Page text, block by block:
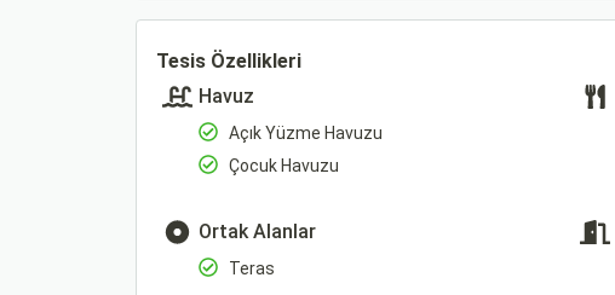
Tesis Özellikleri
Havuz
Açık Yüzme Havuzu
Çocuk Havuzu
Ortak Alanlar
Teras